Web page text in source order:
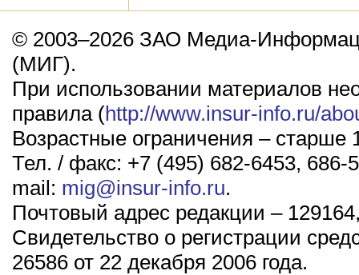
© 2003–2026 ЗАО Медиа-
(МИГ).
При использовании материалов
правила (http://www.insur-info.ru/
Возрастные ограничения – старше
Тел. / факс: +7 (495) 682-6453, 686-
mail: mig@insur-info.ru.
Почтовый адрес редакции –
Свидетельство о регистрации
26586 от 22 декабря 2006 года.